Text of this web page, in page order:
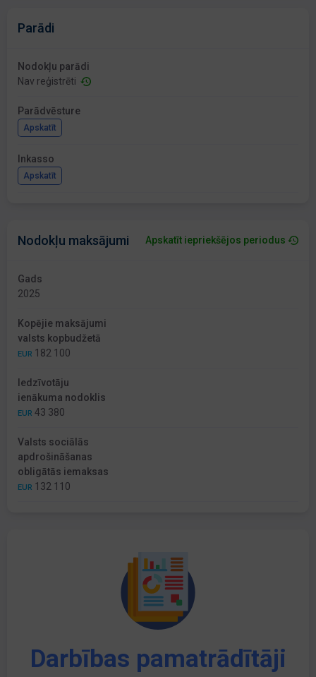
Parādi
Nodokļu parādi
Nav reģistrēti
Parādvēsture
Apskatīt
Inkasso
Apskatīt
Nodokļu maksājumi Apskatīt iepriekšējos periodus
Gads
2025
Kopējie maksājumi
valsts kopbudžetā
EUR 182 100
Iedzīvotāju
ienākuma nodoklis
EUR 43 380
Valsts sociālās
apdrošināšanas
obligātās iemaksas
EUR 132 110
Darbības pamatrādītāji